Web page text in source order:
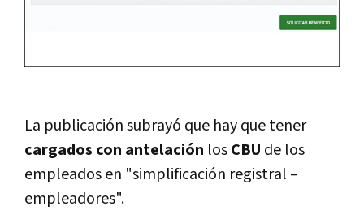
La publicación subrayó que hay que tener
cargados con antelación losCBU de los
empleados en "simplificación registral –
empleadores".